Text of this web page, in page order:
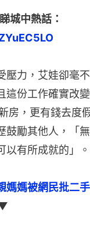
城中熱話：
壓力，艾娃卻毫
這份工作確實改
房，更有錢去度
鼓勵其他人，「
以有所成就的」。
媽媽被網民批二